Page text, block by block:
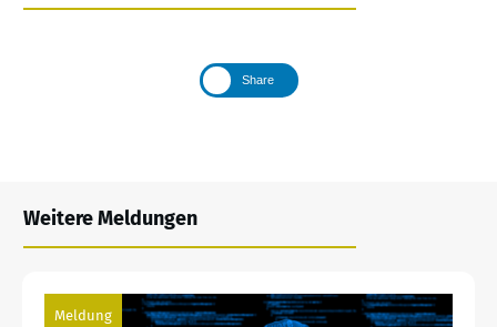
Share
Weitere Meldungen
Meldung